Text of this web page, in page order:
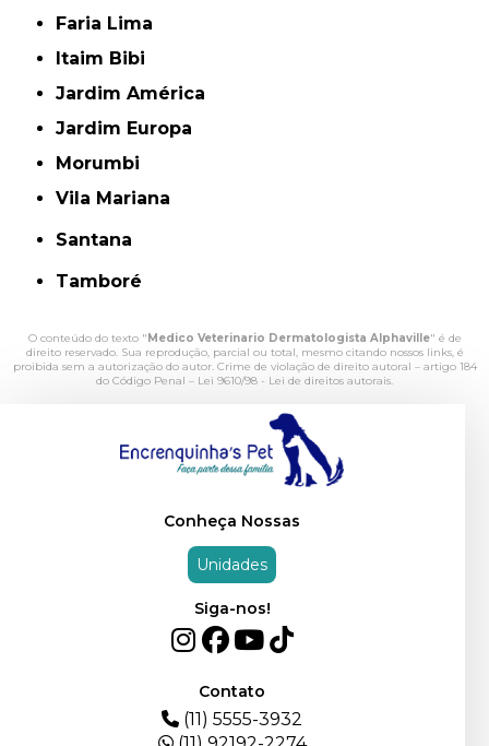
Faria Lima
Itaim Bibi
Jardim América
Jardim Europa
Morumbi
Vila Mariana
Santana
Tamboré
O conteúdo do texto "Medico Veterinario Dermatologista Alphaville" é de
direito reservado. Sua reprodução, parcial ou total, mesmo citando nossos links, é
proibida sem a autorização do autor. Crime de violação de direito autoral – artigo 184
do Código Penal – Lei 9610/98 - Lei de direitos autorais.
Conheça Nossas
Unidades
Siga-nos!
Contato
(11) 5555-3932